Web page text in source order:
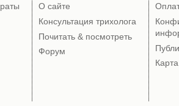
О сайте
Консультация трихолога
Почитать & посмотреть
Форум